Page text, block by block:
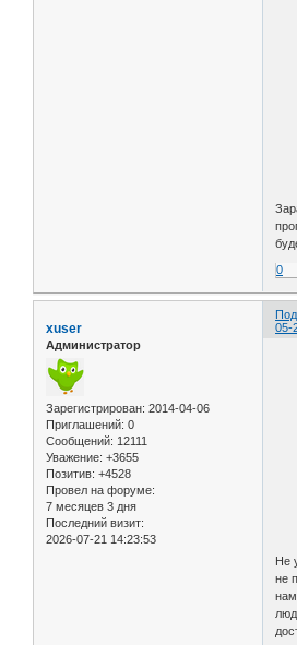
0
05-
xuser
Администратор
Зарегистрирован: 2014-04-06
Приглашений: 0
Сообщений: 12111
Уважение: +3655
Позитив: +4528
Провел на форуме:
7 месяцев 3 дня
Последний визит:
2026-07-21 14:23:53
Не
не
нам